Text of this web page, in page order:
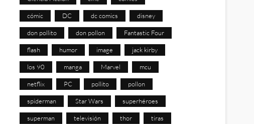
cómic DC dc comics disney
don pollito don pollon Fantastic Four
flash humor image jack kirby
los 90 manga Marvel mcu
netflix PC pollito pollon
spiderman Star Wars superhéroes
superman televisión thor tiras